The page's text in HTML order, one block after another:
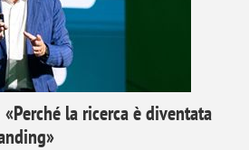
la ricerca è diventata